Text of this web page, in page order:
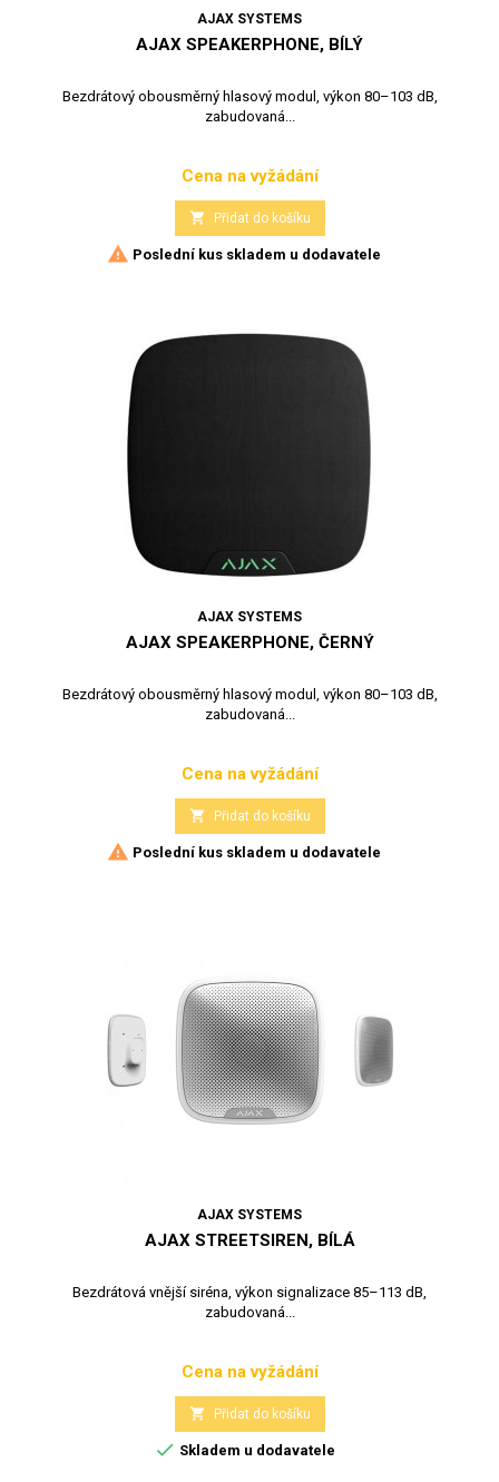
AJAX SYSTEMS
AJAX SPEAKERPHONE, BÍLÝ
Bezdrátový obousměrný hlasový modul, výkon 80–103 dB,
zabudovaná...
Cena
Cena na vyžádání
 Přidat do košíku
 Poslední kus skladem u dodavatele
AJAX SYSTEMS
AJAX SPEAKERPHONE, ČERNÝ
Bezdrátový obousměrný hlasový modul, výkon 80–103 dB,
zabudovaná...
Cena
Cena na vyžádání
 Přidat do košíku
 Poslední kus skladem u dodavatele
AJAX SYSTEMS
AJAX STREETSIREN, BÍLÁ
Bezdrátová vnější siréna, výkon signalizace 85–113 dB,
zabudovaná...
Cena
Cena na vyžádání
 Přidat do košíku
 Skladem u dodavatele